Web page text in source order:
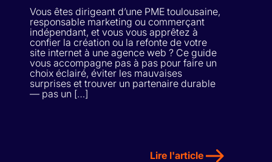
Vous êtes dirigeant d’une PME toulousaine,
responsable marketing ou commerçant
indépendant, et vous vous apprêtez à
confier la création ou la refonte de votre
site internet à une agence web ? Ce guide
vous accompagne pas à pas pour faire un
choix éclairé, éviter les mauvaises
surprises et trouver un partenaire durable
— pas un […]
Lire l'article